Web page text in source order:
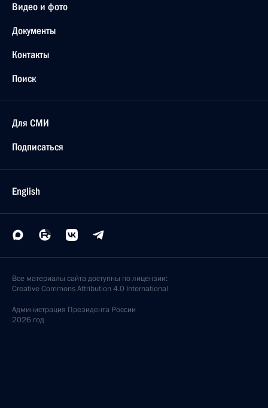
Видео и фото
Документы
Контакты
Поиск
Для СМИ
Подписаться
English
Все материалы сайта доступны по лицензии:
Creative Commons Attribution 4.0 International
Администрация Президента России
2026 год